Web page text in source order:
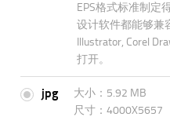
EPS格式标准制定
设计软件都能够兼
Illustrator, Corel
打开。
jpg
大小：5.92 MB
尺寸：4000X5657